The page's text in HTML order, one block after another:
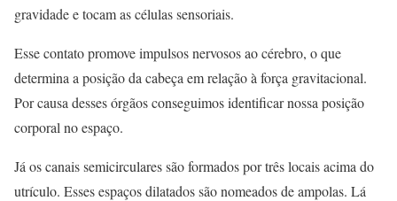
gravidade e tocam as células sensoriais.
Esse contato promove impulsos nervosos ao cérebro, o que
determina a posição da cabeça em relação à força gravitacional.
Por causa desses órgãos conseguimos identificar nossa posição
corporal no espaço.
Já os canais semicirculares são formados por três locais acima do
utrículo. Esses espaços dilatados são nomeados de ampolas. Lá